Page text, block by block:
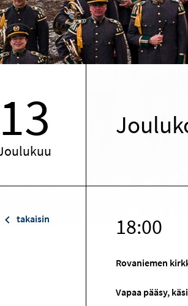
13
takaisin 18:00
Rovaniemen
Vapaa pääsy,